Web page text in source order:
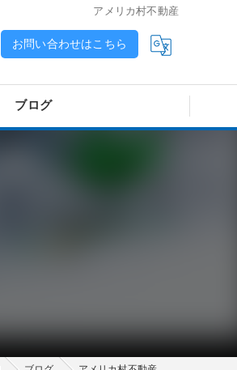
アメリカ村不動産
お問い合わせはこちら
ブログ